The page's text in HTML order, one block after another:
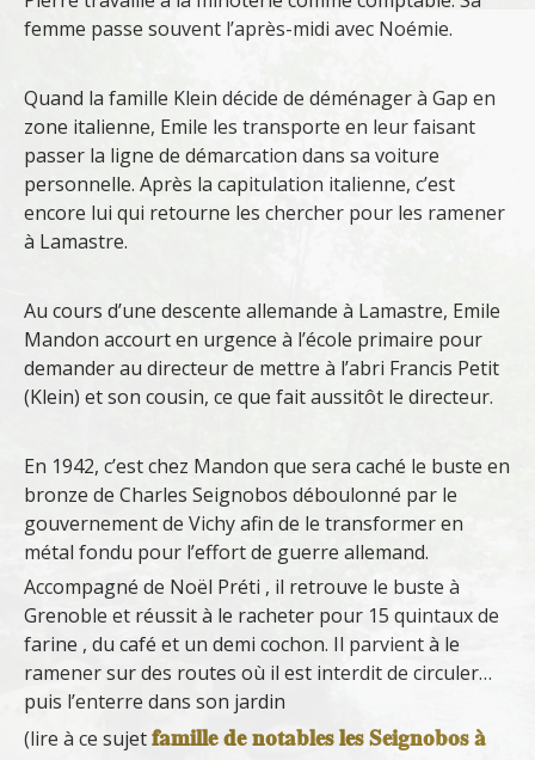
femme passe souvent l’après-midi avec Noémie.
Quand la famille Klein décide de déménager à Gap en
zone italienne, Emile les transporte en leur faisant
passer la ligne de démarcation dans sa voiture
personnelle. Après la capitulation italienne, c’est
encore lui qui retourne les chercher pour les ramener
à Lamastre.
Au cours d’une descente allemande à Lamastre, Emile
Mandon accourt en urgence à l’école primaire pour
demander au directeur de mettre à l’abri Francis Petit
(Klein) et son cousin, ce que fait aussitôt le directeur.
En 1942, c’est chez Mandon que sera caché le buste en
bronze de Charles Seignobos déboulonné par le
gouvernement de Vichy afin de le transformer en
métal fondu pour l’effort de guerre allemand.
Accompagné de Noël Préti , il retrouve le buste à
Grenoble et réussit à le racheter pour 15 quintaux de
farine , du café et un demi cochon. Il parvient à le
ramener sur des routes où il est interdit de circuler…
puis l’enterre dans son jardin
(lire à ce sujetfamille de notables les Seignobos à